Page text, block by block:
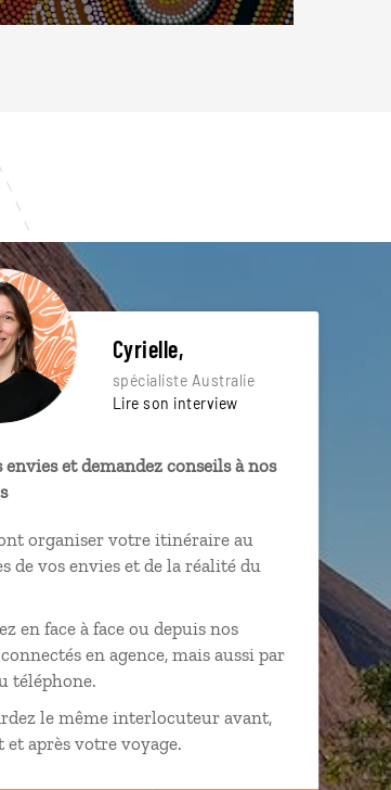
Cyrielle,
spécialiste Australie
Lire son interview
envies et demandez conseils à nos
organiser votre itinéraire au
de vos envies et de la réalité du
en face à face ou depuis nos
en agence, mais aussi par
téléphone.
le même interlocuteur avant,
et après votre voyage.